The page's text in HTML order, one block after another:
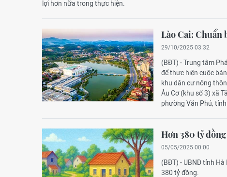
lợi hơn nữa trong thực hiện.
Lào Cai: Chuẩn
29/10/2025 03:32
(BĐT) - Trung tâm
để thực hiện cuộc
khu dân cư nông
Âu Cơ (khu số 3) xã
phường Văn Phú, tỉnh
Hơn 380 tỷ
05/05/2025 00:00
(BĐT) - UBND tỉnh
380 tỷ đồng.